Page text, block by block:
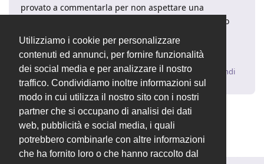
Utilizziamo i cookie per personalizzare
contenuti ed annunci, per fornire funzionalità
dei social media e per analizzare il nostro
traffico. Condividiamo inoltre informazioni sul
modo in cui utilizza il nostro sito con i nostri
partner che si occupano di analisi dei dati
web, pubblicità e social media, i quali
potrebbero combinarle con altre informazioni
che ha fornito loro o che hanno raccolto dal
provato a commentarla per non aspettare una
correzione ufficiale. L'aggiornamento a questo punto
(con il force=1) e' finito correttamente.
Saluti. Maurizio.
Rispondi
Valentinaha chiuso la discussione